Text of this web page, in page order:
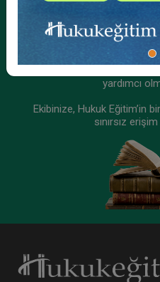
Kurumsal
yardımcı
Ekibinize, Hukuk Eğitim’in
sınırsız